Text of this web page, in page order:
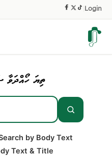
Login
ތިޔަ ހޯއްދަވާ
by Body Text
Text & Title